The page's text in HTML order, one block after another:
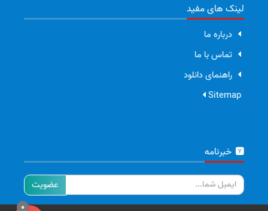
لینک های مفید
درباره ما
تماس با ما
راهنمای دانلود
Sitemap
خبرنامه
ایمیل
0